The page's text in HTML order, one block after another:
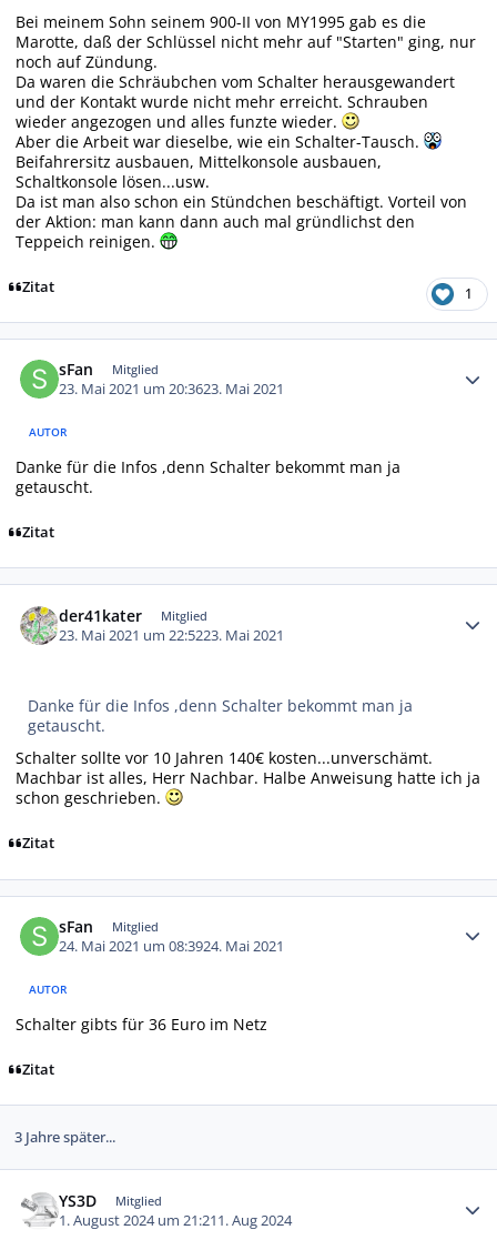
Bei meinem Sohn seinem 900-II von MY1995 gab es die
Marotte, daß der Schlüssel nicht mehr auf "Starten" ging, nur
noch auf Zündung.
Da waren die Schräubchen vom Schalter herausgewandert
und der Kontakt wurde nicht mehr erreicht. Schrauben
wieder angezogen und alles funzte wieder.
Aber die Arbeit war dieselbe, wie ein Schalter-Tausch.
Beifahrersitz ausbauen, Mittelkonsole ausbauen,
Schaltkonsole lösen...usw.
Da ist man also schon ein Stündchen beschäftigt. Vorteil von
der Aktion: man kann dann auch mal gründlichst den
Teppeich reinigen.
Zitat 1
sFan Mitglied
23. Mai 2021 um 20:3623. Mai 2021
AUTOR
Danke für die Infos ,denn Schalter bekommt man ja
getauscht.
Zitat
der41kater Mitglied
23. Mai 2021 um 22:5223. Mai 2021
Danke für die Infos ,denn Schalter bekommt man ja
getauscht.
Schalter sollte vor 10 Jahren 140€ kosten...unverschämt.
Machbar ist alles, Herr Nachbar. Halbe Anweisung hatte ich ja
schon geschrieben.
Zitat
sFan Mitglied
24. Mai 2021 um 08:3924. Mai 2021
AUTOR
Schalter gibts für 36 Euro im Netz
Zitat
3 Jahre später...
YS3D Mitglied
1. August 2024 um 21:211. Aug 2024